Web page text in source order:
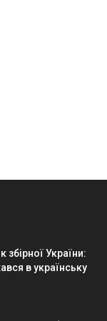
збірної України:
в українську